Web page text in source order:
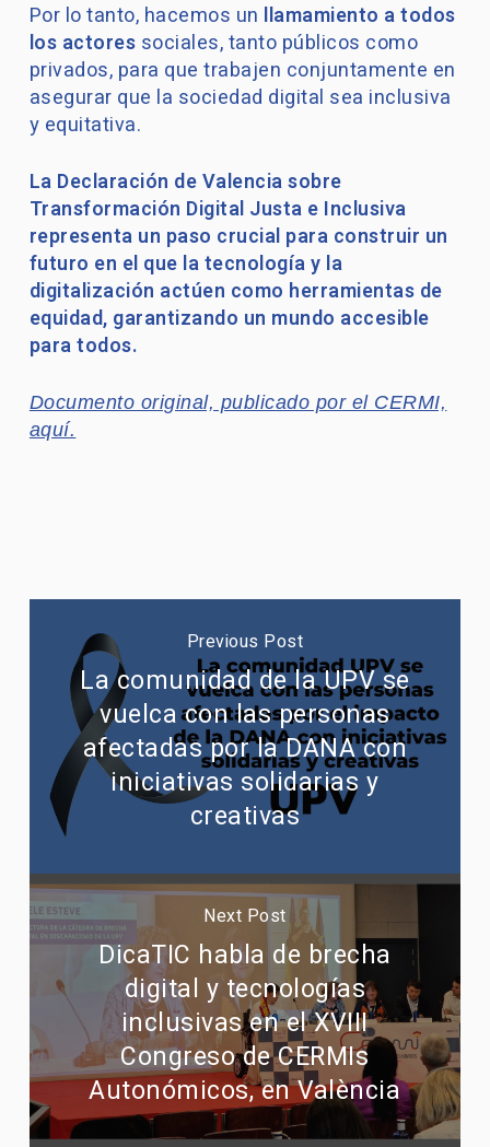
Por lo tanto, hacemos un llamamiento a todos
los actores sociales, tanto públicos como
privados, para que trabajen conjuntamente en
asegurar que la sociedad digital sea inclusiva
y equitativa.
La Declaración de Valencia sobre
Transformación Digital Justa e Inclusiva
representa un paso crucial para construir un
futuro en el que la tecnología y la
digitalización actúen como herramientas de
equidad, garantizando un mundo accesible
para todos.
Documento original, publicado por el CERMI,
aquí.
Previous Post
La comunidad de la UPV se
vuelca con las personas
afectadas por la DANA con
iniciativas solidarias y
creativas
Next Post
DicaTIC habla de brecha
digital y tecnologías
inclusivas en el XVIII
Congreso de CERMIs
Autonómicos, en València